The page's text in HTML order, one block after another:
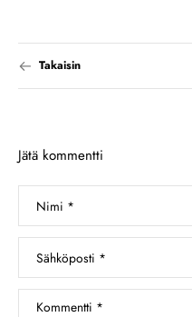
Takaisin
Jätä kommentti
Nimi *
Sähköposti *
Kommentti *